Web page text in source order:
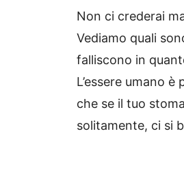
Non ci crederai
Vediamo quali
falliscono in
L’essere umano
che se il tuo
solitamente, ci si